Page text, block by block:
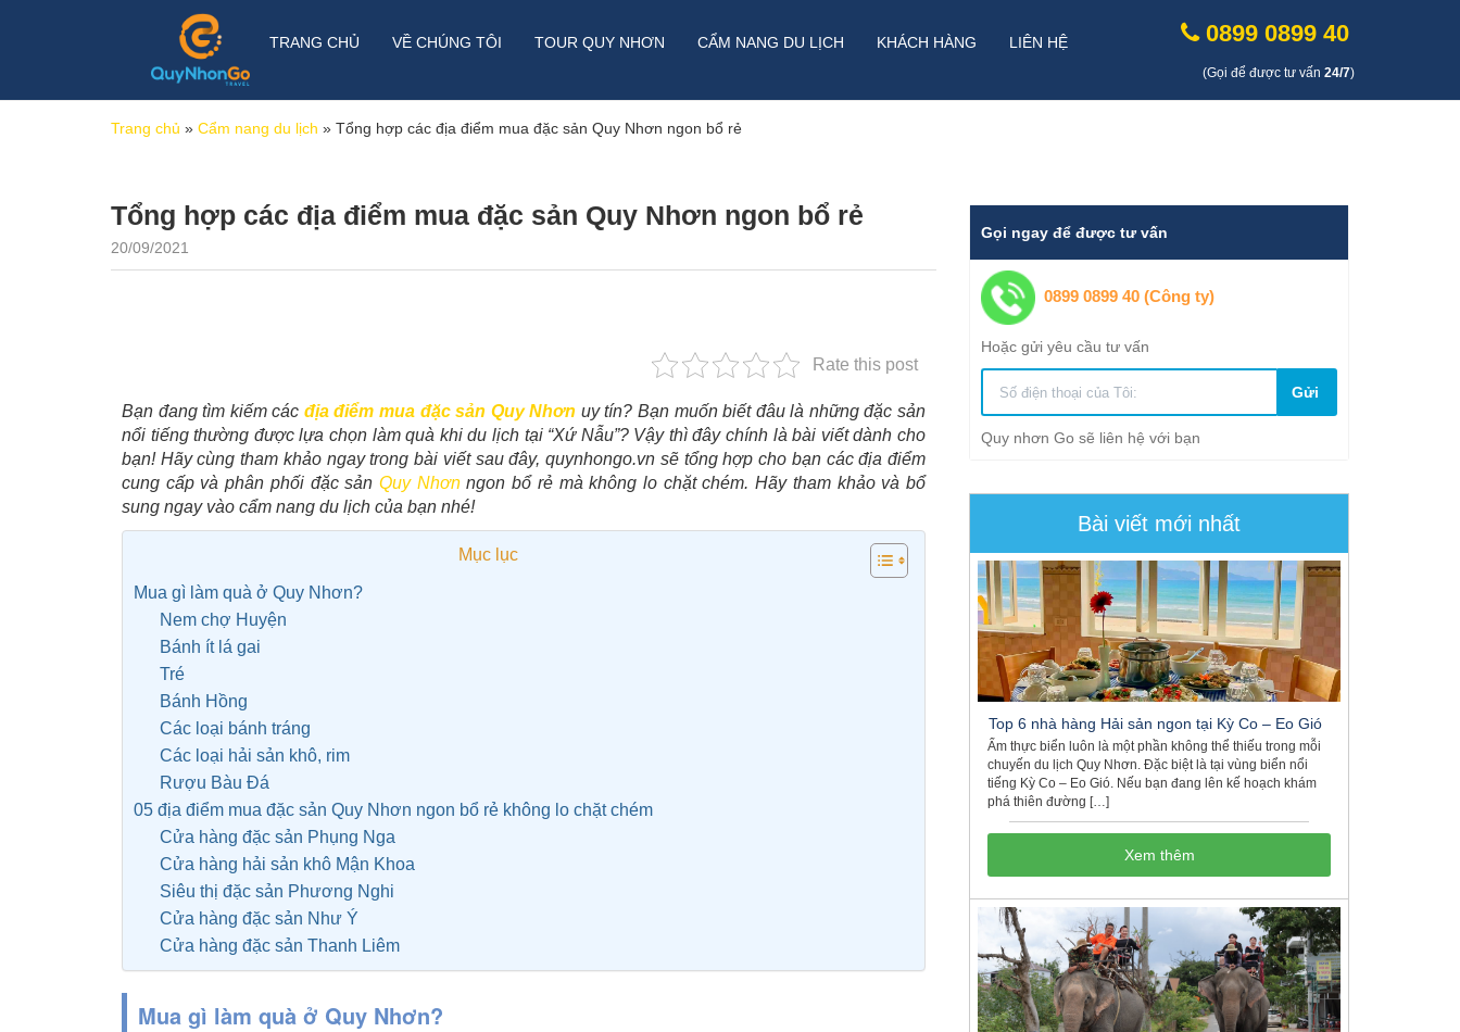
TRANG CHỦ VỀ CHÚNG TÔI TOUR QUY NHƠN CẨM NANG DU LỊCH KHÁCH HÀNG LIÊN HỆ 0899 0899 40
(Gọi để được tư vấn 24/7)
Trang chủ » Cẩm nang du lịch » Tổng hợp các địa điểm mua đặc sản Quy Nhơn ngon bổ rẻ
Tổng hợp các địa điểm mua đặc sản Quy Nhơn ngon bổ rẻ
20/09/2021
Rate this post
Bạn đang tìm kiếm các địa điểm mua đặc sản Quy Nhơn uy tín? Bạn muốn biết đâu là những đặc sản
nổi tiếng thường được lựa chọn làm quà khi du lịch tại “Xứ Nẫu”? Vậy thì đây chính là bài viết dành cho
bạn! Hãy cùng tham khảo ngay trong bài viết sau đây, quynhongo.vn sẽ tổng hợp cho bạn các địa điểm
cung cấp và phân phối đặc sản Quy Nhơn ngon bổ rẻ mà không lo chặt chém. Hãy tham khảo và bổ
sung ngay vào cẩm nang du lịch của bạn nhé!
Mục lục
Mua gì làm quà ở Quy Nhơn?
Nem chợ Huyện
Bánh ít lá gai
Tré
Bánh Hồng
Các loại bánh tráng
Các loại hải sản khô, rim
Rượu Bàu Đá
05 địa điểm mua đặc sản Quy Nhơn ngon bổ rẻ không lo chặt chém
Cửa hàng đặc sản Phụng Nga
Cửa hàng hải sản khô Mận Khoa
Siêu thị đặc sản Phương Nghi
Cửa hàng đặc sản Như Ý
Cửa hàng đặc sản Thanh Liêm
Mua gì làm quà ở Quy Nhơn?
Gọi ngay để được tư vấn
0899 0899 40 (Công ty)
Hoặc gửi yêu cầu tư vấn
Gửi
Quy nhơn Go sẽ liên hệ với bạn
Bài viết mới nhất
Top 6 nhà hàng Hải sản ngon tại Kỳ Co – Eo Gió
Ẩm thực biển luôn là một phần không thể thiếu trong mỗi
chuyến du lịch Quy Nhơn. Đặc biệt là tại vùng biển nổi
tiếng Kỳ Co – Eo Gió. Nếu bạn đang lên kế hoạch khám
phá thiên đường […]